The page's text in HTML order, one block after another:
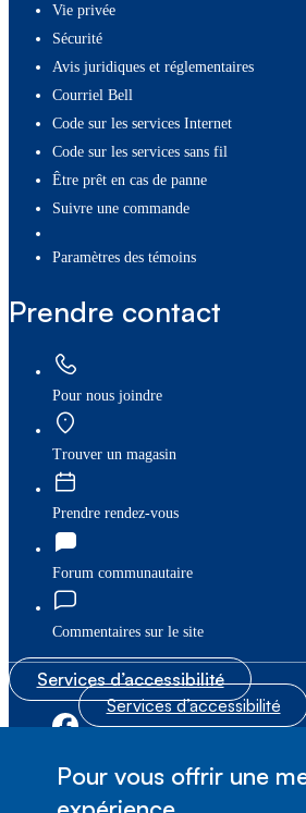
Vie privée
Sécurité
Avis juridiques et réglementaires
Courriel Bell
Code sur les services Internet
Code sur les services sans fil
Être prêt en cas de panne
Suivre une commande
paramètres des témoins
Prendre contact
Pour nous joindre
Trouver un magasin
Prendre rendez-vous
Forum communautaire
Commentaires sur le site
Services d’accessibilité
Services d’accessibilité
Pour vous offrir une